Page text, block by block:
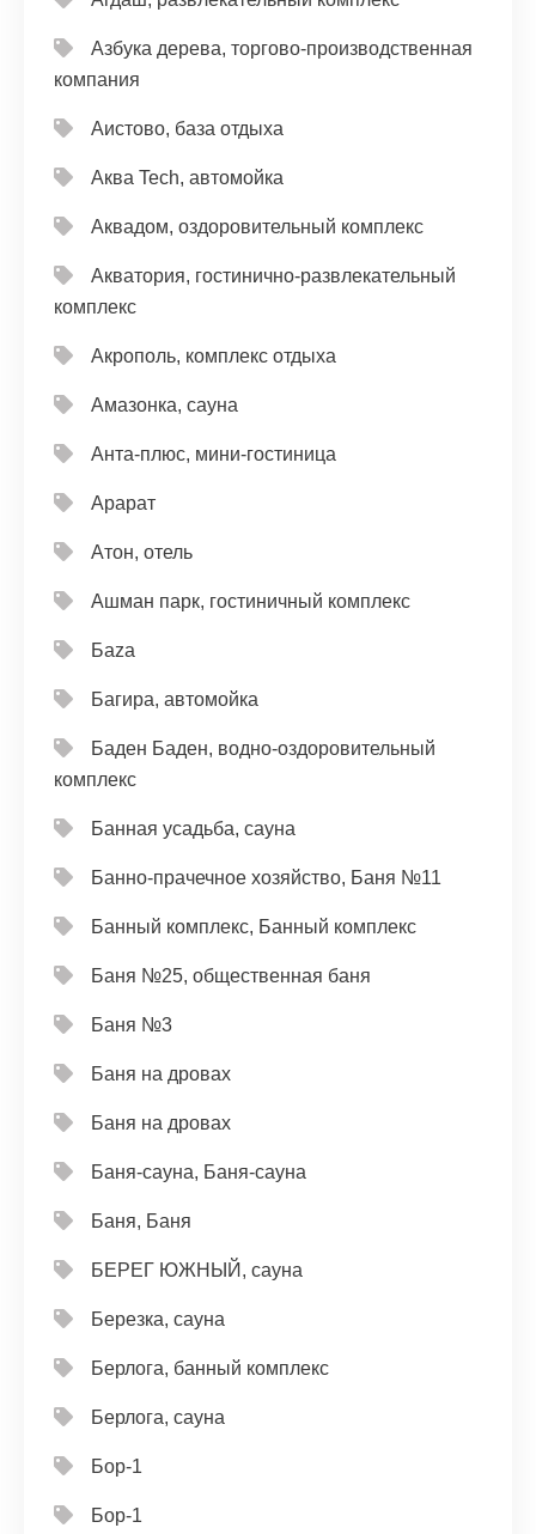
Азбука дерева, торгово-производственная
компания
Аистово, база отдыха
Аква Tech, автомойка
Аквадом, оздоровительный комплекс
Акватория, гостинично-развлекательный
комплекс
Акрополь, комплекс отдыха
Амазонка, сауна
Анта-плюс, мини-гостиница
Арарат
Атон, отель
Ашман парк, гостиничный комплекс
Баzа
Багира, автомойка
Баден Баден, водно-оздоровительный
комплекс
Банная усадьба, сауна
Банно-прачечное хозяйство, Баня №11
Банный комплекс, Банный комплекс
Баня №25, общественная баня
Баня №3
Баня на дровах
Баня на дровах
Баня-сауна, Баня-сауна
Баня, Баня
БЕРЕГ ЮЖНЫЙ, сауна
Березка, сауна
Берлога, банный комплекс
Берлога, сауна
Бор-1
Бор-1